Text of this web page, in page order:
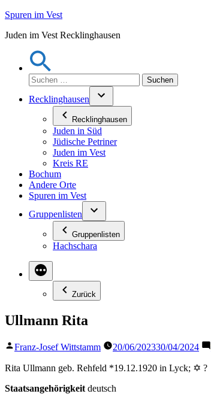
Zum
springen
Spuren im Vest
Juden im Vest Recklinghausen
Suchen
nach:
Recklinghausen
Recklinghausen
Juden in Süd
Jüdische Petriner
Juden im Vest
Kreis RE
Bochum
Andere Orte
Spuren im Vest
Gruppenlisten
Gruppenlisten
Hachschara
Zurück
Ullmann Rita
Veröffentlicht
Franz-Josef Wittstamm 20/06/202330/04/2024
Rita Ullmann geb. Rehfeld *19.12.1920 in Lyck; ✡ ?
Staatsangehörigkeit deutsch